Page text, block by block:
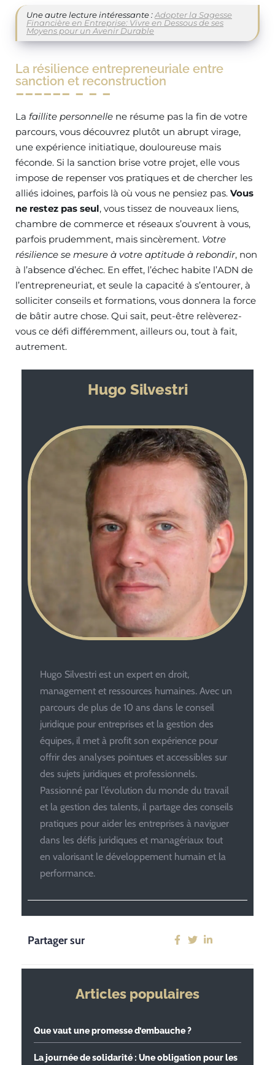
Une autre lecture intéressante :Adopter la Sagesse
Financière en Entreprise: Vivre en Dessous de ses
Moyens pour un Avenir Durable
La résilience entrepreneuriale entre
sanction et reconstruction
La faillite personnelle ne résume pas la fin de votre
parcours, vous découvrez plutôt un abrupt virage,
une expérience initiatique, douloureuse mais
féconde. Si la sanction brise votre projet, elle vous
impose de repenser vos pratiques et de chercher les
alliés idoines, parfois là où vous ne pensiez pas. Vous
ne restez pas seul, vous tissez de nouveaux liens,
chambre de commerce et réseaux s’ouvrent à vous,
parfois prudemment, mais sincèrement. Votre
résilience se mesure à votre aptitude à rebondir, non
à l’absence d’échec. En effet, l’échec habite l’ADN de
l’entrepreneuriat, et seule la capacité à s’entourer, à
solliciter conseils et formations, vous donnera la force
de bâtir autre chose. Qui sait, peut-être relèverez-
vous ce défi différemment, ailleurs ou, tout à fait,
autrement.
Hugo Silvestri
Hugo Silvestri est un expert en droit,
management et ressources humaines. Avec un
parcours de plus de 10 ans dans le conseil
juridique pour entreprises et la gestion des
équipes, il met à profit son expérience pour
offrir des analyses pointues et accessibles sur
des sujets juridiques et professionnels.
Passionné par l’évolution du monde du travail
et la gestion des talents, il partage des conseils
pratiques pour aider les entreprises à naviguer
dans les défis juridiques et managériaux tout
en valorisant le développement humain et la
performance.
Partager sur
Articles populaires
Que vaut une promesse d’embauche ?
La journée de solidarité : Une obligation pour les